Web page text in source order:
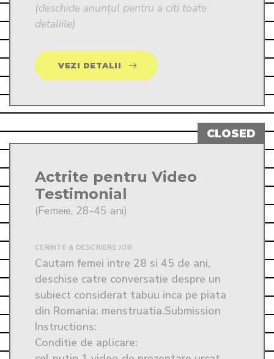
(deschide anunțul pentru a citi toate
detaliile)
VEZI DETALII
Actrite pentru Video
Testimonial
(Femeie, 28-45 ani)
CERINTE & DESCRIERE JOB
Cautam femei intre 28 si 45 de ani,
deschise catre conversatie despre un
subiect considerat tabuu inca pe piata
din Romania: menstruatia.Submission
Instructions:
Conditie de aplicare: